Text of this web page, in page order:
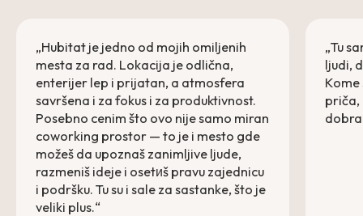
„Hubitat je jedno od mojih omiljenih
mesta za rad. Lokacija je odlična,
enterijer lep i prijatan, a atmosfera
savršena i za fokus i za produktivnost.
Posebno cenim što ovo nije samo miran
coworking prostor — to je i mesto gde
možeš da upoznaš zanimljive ljude,
razmeniš ideje i osetиš pravu zajednicu
i podršku. Tu su i sale za sastanke, što je
veliki plus.“
„Tu
ljudi,
Kome
priča,